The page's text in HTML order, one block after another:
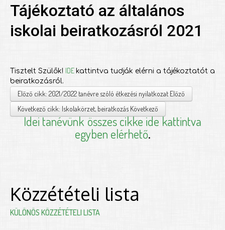
Tájékoztató az általános
iskolai beiratkozásról 2021
Tisztelt Szülők! IDE kattintva tudják elérni a tájékoztatót a
beiratkozásról.
Előző cikk: 2021/2022 tanévre szóló étkezési nyilatkozat Előző
Következő cikk: Iskolakörzet, beiratkozás Következő
Idei tanévünk összes cikke ide kattintva
egyben elérhető.
Közzétételi lista
KÜLÖNÖS KÖZZÉTÉTELI LISTA